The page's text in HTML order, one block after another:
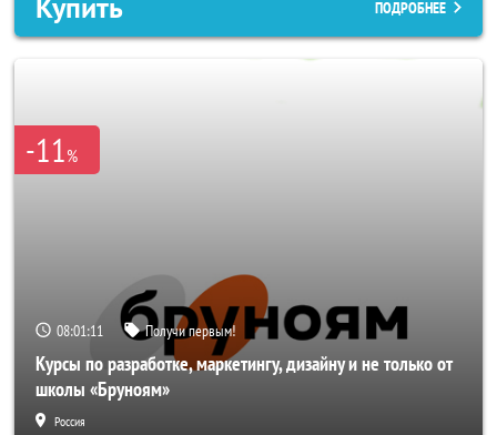
Купить ПОДРОБНЕЕ
-11%
08:01:08 Получи первым!
Курсы по разработке, маркетингу, дизайну и не только от
школы «Бруноям»
Россия